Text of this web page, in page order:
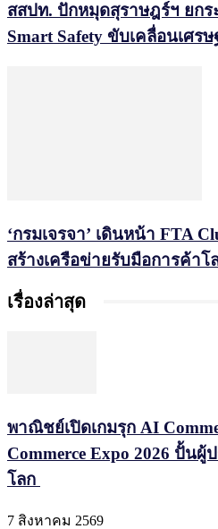
สสปท. ปักหมุดสุราษฎร์ฯ ยกร
Smart Safety ขับเคลื่อนเศร
‘กรมเจรจา’ เดินหน้า FTA
สร้างเครือข่ายรับมือการค้าโ
เรื่องล่าสุด
พาณิชย์เปิดเกมรุก AI
Commerce Expo 2026 ปั้น
โลก
7 สิงหาคม 2569